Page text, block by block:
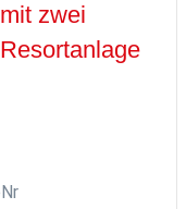
zwei